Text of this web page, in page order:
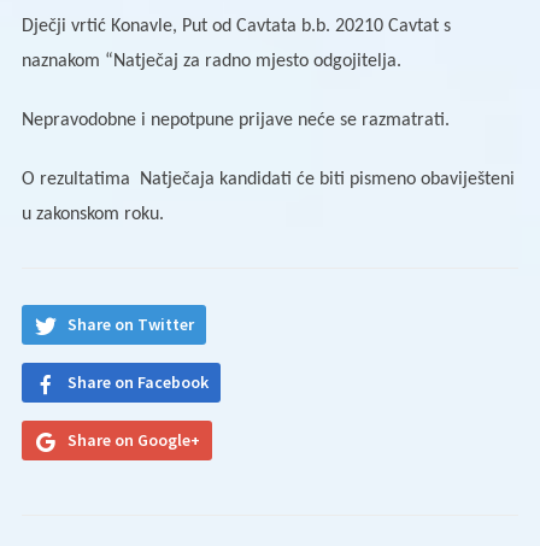
Dječji vrtić Konavle, Put od Cavtata b.b. 20210 Cavtat s
naznakom “Natječaj za radno mjesto odgojitelja.
Nepravodobne i nepotpune prijave neće se razmatrati.
O rezultatima Natječaja kandidati će biti pismeno obaviješteni
u zakonskom roku.
Share on Twitter
Share on Facebook
Share on Google+